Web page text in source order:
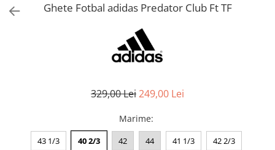
Sorturi fotbal femei
Ghete Fotbal adidas Predator Club Ft TF
329,00 Lei249,00 Lei
Marime:
43 1/3 40 2/3 42 44 41 1/3 42 2/3